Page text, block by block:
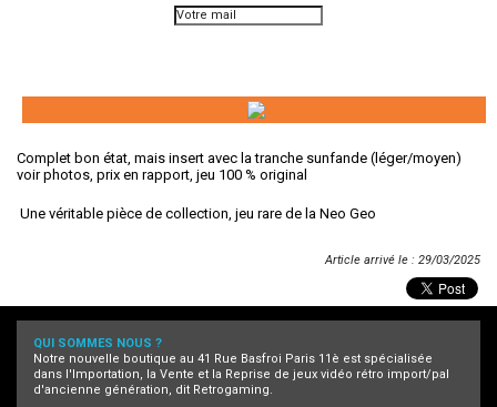
Complet bon état, mais insert avec la tranche sunfande (léger/moyen)
voir photos, prix en rapport, jeu 100 % original
Une véritable pièce de collection, jeu rare de la Neo Geo
Article arrivé le : 29/03/2025
QUI SOMMES NOUS ?
Notre nouvelle boutique au 41 Rue Basfroi Paris 11è est spécialisée
dans l'Importation, la Vente et la Reprise de jeux vidéo rétro import/pal
d'ancienne génération, dit Retrogaming.